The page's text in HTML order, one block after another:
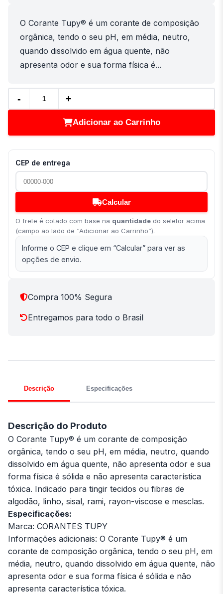
O Corante Tupy® é um corante de composição
orgânica, tendo o seu pH, em média, neutro,
quando dissolvido em água quente, não
apresenta odor e sua forma física é...
- +
Adicionar ao Carrinho
CEP de entrega
Calcular
O frete é cotado com base na quantidade do seletor acima
(campo ao lado de “Adicionar ao Carrinho”).
Informe o CEP e clique em “Calcular” para ver as
opções de envio.
Compra 100% Segura
Entregamos para todo o Brasil
Descrição Especificações
Descrição do Produto
O Corante Tupy® é um corante de composição
orgânica, tendo o seu pH, em média, neutro, quando
dissolvido em água quente, não apresenta odor e sua
forma física é sólida e não apresenta característica
tóxica. Indicado para tingir tecidos ou fibras de
algodão, linho, sisal, rami, rayon-viscose e mesclas.
Especificações:
Marca: CORANTES TUPY
Informações adicionais: O Corante Tupy® é um
corante de composição orgânica, tendo o seu pH, em
média, neutro, quando dissolvido em água quente, não
apresenta odor e sua forma física é sólida e não
apresenta característica tóxica.